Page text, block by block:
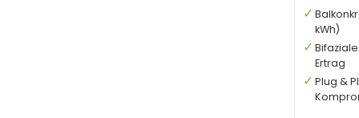
kWh)
Ertrag
Plug &